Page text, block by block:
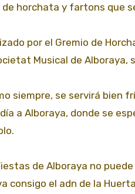
horchata y fartons que
por el Gremio de
Musical de
siempre, se servirá bien
a Alboraya, donde se
de Alboraya no
consigo el adn de la